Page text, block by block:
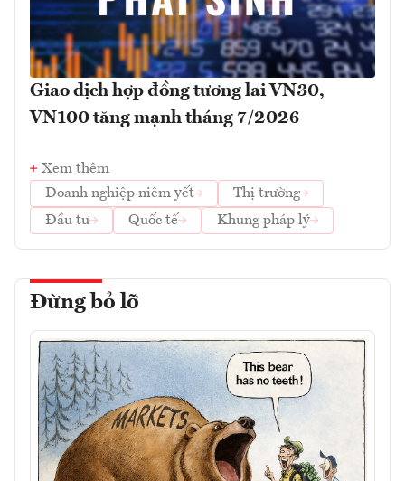
Giao dịch hợp đồng tương lai VN30,
VN100 tăng mạnh tháng 7/2026
Xem thêm
Doanh nghiệp niêm yết
Thị trường
Đầu tư
Quốc tế Khung pháp lý
Đừng bỏ lỡ